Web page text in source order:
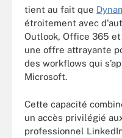
tient au fait que
étroitement avec
Outlook, Office 365
une offre attrayante
des workflows qui
Microsoft.
Cette capacité
un accès privilégié
professionnel